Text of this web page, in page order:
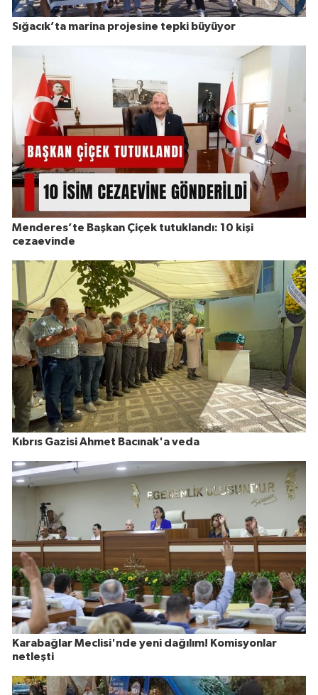
Sığacık’ta marina projesine tepki büyüyor
Menderes’te Başkan Çiçek tutuklandı: 10 kişi
cezaevinde
Kıbrıs Gazisi Ahmet Bacınak'a veda
Karabağlar Meclisi'nde yeni dağılım! Komisyonlar
netleşti